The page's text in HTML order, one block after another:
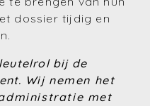
dossier tijdig en
bij de
Wij nemen het
met